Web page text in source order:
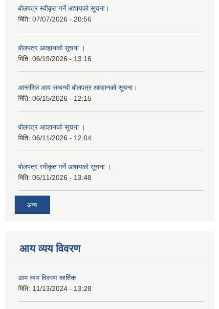
बोलपत्र स्वीकृत गर्ने आशयको सूचना।
मिति: 07/07/2026 - 20:56
बोलपत्र आव्हानको सूचना ।
मिति: 06/19/2026 - 13:16
आन्तरिक आय सम्बन्धी बोलपत्र आव्हानको सूचना।
मिति: 06/15/2026 - 12:15
बोलपत्र आव्हानको सूचना ।
मिति: 06/11/2026 - 12:04
बोलपत्र स्वीकृत गर्ने आशयको सूचना ।
मिति: 05/11/2026 - 13:48
अन्य
आय व्यय विवरण
आय व्यय विवरण कार्तिक
मिति: 11/13/2024 - 13:28